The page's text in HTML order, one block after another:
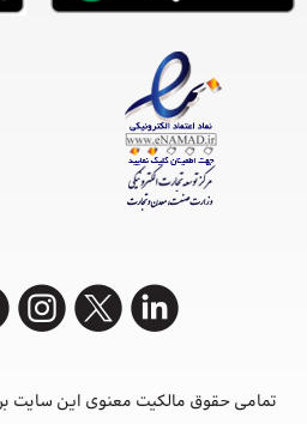
تمامی حقوق مالکیت معنوی این ‌سایت